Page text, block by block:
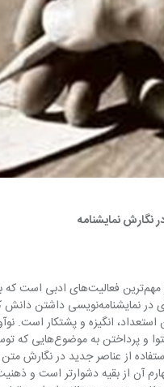
نگارش نمایشنامه
از عوامل لازم برای نوآوری در